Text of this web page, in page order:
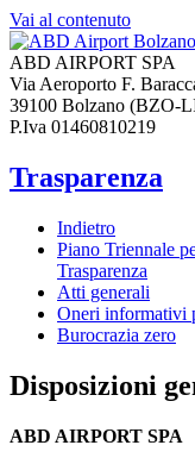
Vai al contenuto
ABD AIRPORT SPA
Via Aeroporto F.
39100 Bolzano (BZO-
P.Iva 01460810219
Trasparenza
Indietro
Piano Triennale
Trasparenza
Atti generali
Oneri informativi
Burocrazia zero
Disposizioni
ABD AIRPORT SPA